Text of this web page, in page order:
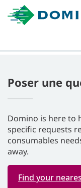
Poser une
Domino is here to
specific requests
consumables
away.
Find your